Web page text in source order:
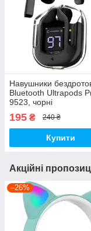
Навушники
Bluetooth Ultrapods
9523, чорні
195 ₴ 240 ₴
Купити
Акційні
–26%